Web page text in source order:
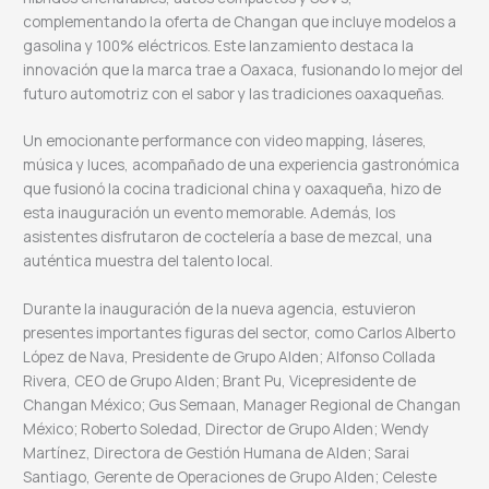
complementando la oferta de Changan que incluye modelos a
gasolina y 100% eléctricos. Este lanzamiento destaca la
innovación que la marca trae a Oaxaca, fusionando lo mejor del
futuro automotriz con el sabor y las tradiciones oaxaqueñas.
Un emocionante performance con video mapping, láseres,
música y luces, acompañado de una experiencia gastronómica
que fusionó la cocina tradicional china y oaxaqueña, hizo de
esta inauguración un evento memorable. Además, los
asistentes disfrutaron de coctelería a base de mezcal, una
auténtica muestra del talento local.
Durante la inauguración de la nueva agencia, estuvieron
presentes importantes figuras del sector, como Carlos Alberto
López de Nava, Presidente de Grupo Alden; Alfonso Collada
Rivera, CEO de Grupo Alden; Brant Pu, Vicepresidente de
Changan México; Gus Semaan, Manager Regional de Changan
México; Roberto Soledad, Director de Grupo Alden; Wendy
Martínez, Directora de Gestión Humana de Alden; Sarai
Santiago, Gerente de Operaciones de Grupo Alden; Celeste